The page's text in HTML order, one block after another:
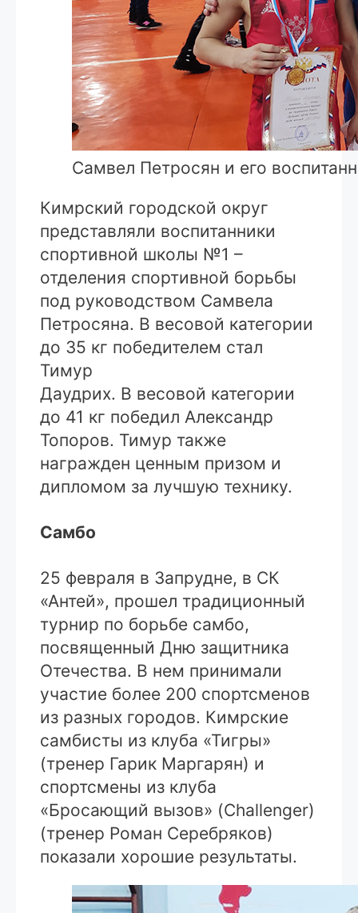
Самвел Петросян и его
Кимрский городской округ
представляли воспитанники
спортивной школы №1 –
отделения спортивной борьбы
под руководством Самвела
Петросяна. В весовой категории
до 35 кг победителем стал
Тимур
Даудрих. В весовой категории
до 41 кг победил Александр
Топоров. Тимур также
награжден ценным призом и
дипломом за лучшую технику.
Самбо
25 февраля в Запрудне, в СК
«Антей», прошел традиционный
турнир по борьбе самбо,
посвященный Дню защитника
Отечества. В нем принимали
участие более 200 спортсменов
из разных городов. Кимрские
самбисты из клуба «Тигры»
(тренер Гарик Маргарян) и
спортсмены из клуба
«Бросающий вызов» (Challenger)
(тренер Роман Серебряков)
показали хорошие результаты.